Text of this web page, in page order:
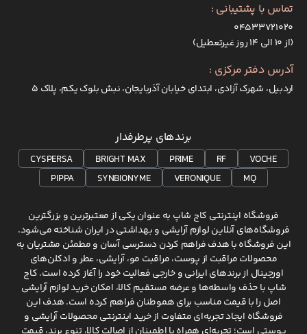
تماس با پشتیبانی :
۰۴۵۳۳۷۲۱۰۲۰
(از ۱۰ الی ۱۴ روز غیرتعطیل)
آدرس دفتر مرکزی :
اردبیل، شهرک آزادی، ابتدای خیابان آذربایجان، نبش بلوک یکم، پلاک 5
برندهای پرطرفدار
VOCHE
RF
PRIME
BRIGHT MAX
CYSPERSA
MQ
VERONIQUE
SYNBIONYME
PIPPA
فروشگاه اینترنتی کاج شاپ به عنوان یکی از معتبرترین و بزرگترین
فروشگاه‌های آنلاین لوازم آرایشی و بهداشتی در ایران شناخته می‌شود.
این فروشگاه با هدف فراهم کردن دسترسی آسان و مطمئن مشتریان به
محصولات مراقبت از پوست، مراقبت مو، آرایشی، عطر و ادکلن‌های
اورجینال از برندهای ایرانی و خارجی فعالیت خود را آغاز کرده است. کاج
شاپ با حذف واسطه‌ها و عرضه مستقیم کالا، امکان خرید لوازم آرایشی
اصل را با قیمت مناسب برای هموطنان فراهم کرده است. هدف این
فروشگاه ایجاد تجربه‌ای متفاوت از خرید اینترنتی محصولات آرایشی و